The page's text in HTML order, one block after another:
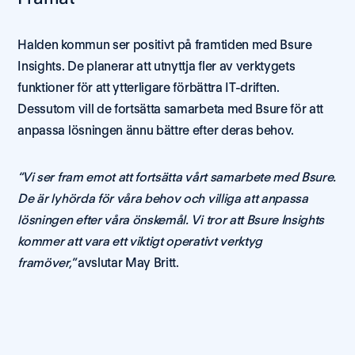
Halden kommun ser positivt på framtiden med Bsure
Insights. De planerar att utnyttja fler av verktygets
funktioner för att ytterligare förbättra IT-driften.
Dessutom vill de fortsätta samarbeta med Bsure för att
anpassa lösningen ännu bättre efter deras behov.
“Vi ser fram emot att fortsätta vårt samarbete med Bsure.
De är lyhörda för våra behov och villiga att anpassa
lösningen efter våra önskemål. Vi tror att Bsure Insights
kommer att vara ett viktigt operativt verktyg
framöver,” avslutar May Britt.